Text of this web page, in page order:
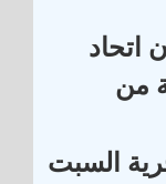
اتحاد
من
السبت